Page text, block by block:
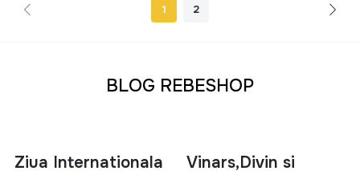
1 2
BLOG REBESHOP
Ziua Internationala
Vinars,Divin si